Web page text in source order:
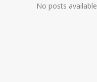
No posts available